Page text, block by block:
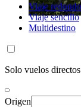
Viaje redondo
Viaje sencillo
Multidestino
Solo vuelos directos
Origen